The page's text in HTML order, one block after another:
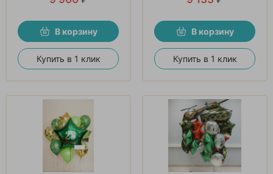
В корзину
Купить в 1 клик
В корзину
Купить в 1 клик